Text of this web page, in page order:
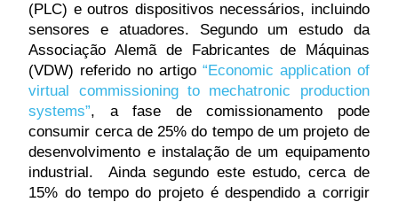
(PLC) e outros dispositivos necessários, incluindo
sensores e atuadores. Segundo um estudo da
Associação Alemã de Fabricantes de Máquinas
(VDW) referido no artigo “Economic application of
virtual commissioning to mechatronic production
systems”, a fase de comissionamento pode
consumir cerca de 25% do tempo de um projeto de
desenvolvimento e instalação de um equipamento
industrial. Ainda segundo este estudo, cerca de
15% do tempo do projeto é despendido a corrigir